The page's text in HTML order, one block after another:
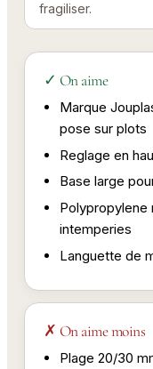
fragiliser.
✓ On aime
Marque
pose sur plots
Reglage en
Base large
Polypropylene
intemperies
Languette de
✗ On aime moins
Plage 20/30